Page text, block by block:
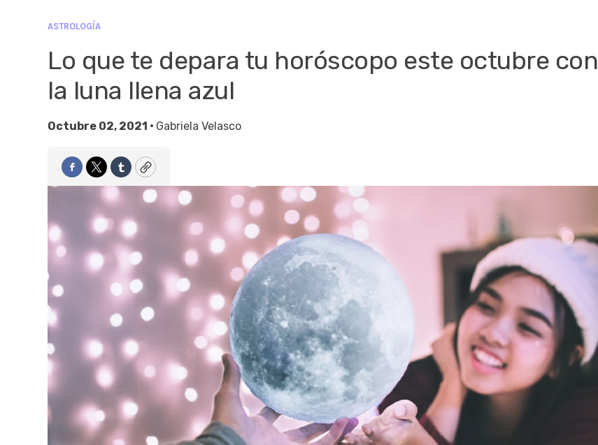
ASTROLOGÍA
Lo que te depara tu horóscopo este octubre con
la luna llena azul
Octubre 02, 2021 • Gabriela Velasco
Facebook
TwitterTumblrCopy